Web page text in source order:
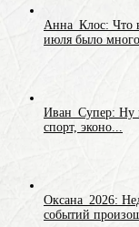
Анна_Клос: Что
июля было много
Иван_Супер: Ну
спорт, эконо...
Оксана_2026:
событий